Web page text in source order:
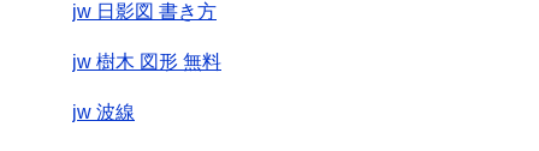
jw 日影図 書き方
jw 樹木 図形 無料
jw 波線